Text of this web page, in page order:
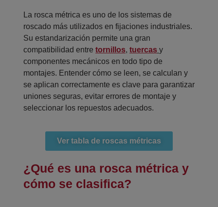
La rosca métrica es uno de los sistemas de
roscado más utilizados en fijaciones industriales.
Su estandarización permite una gran
compatibilidad entre tornillos, tuercas y
componentes mecánicos en todo tipo de
montajes. Entender cómo se leen, se calculan y
se aplican correctamente es clave para garantizar
uniones seguras, evitar errores de montaje y
seleccionar los repuestos adecuados.
Ver tabla de roscas métricas
¿Qué es una rosca métrica y
cómo se clasifica?